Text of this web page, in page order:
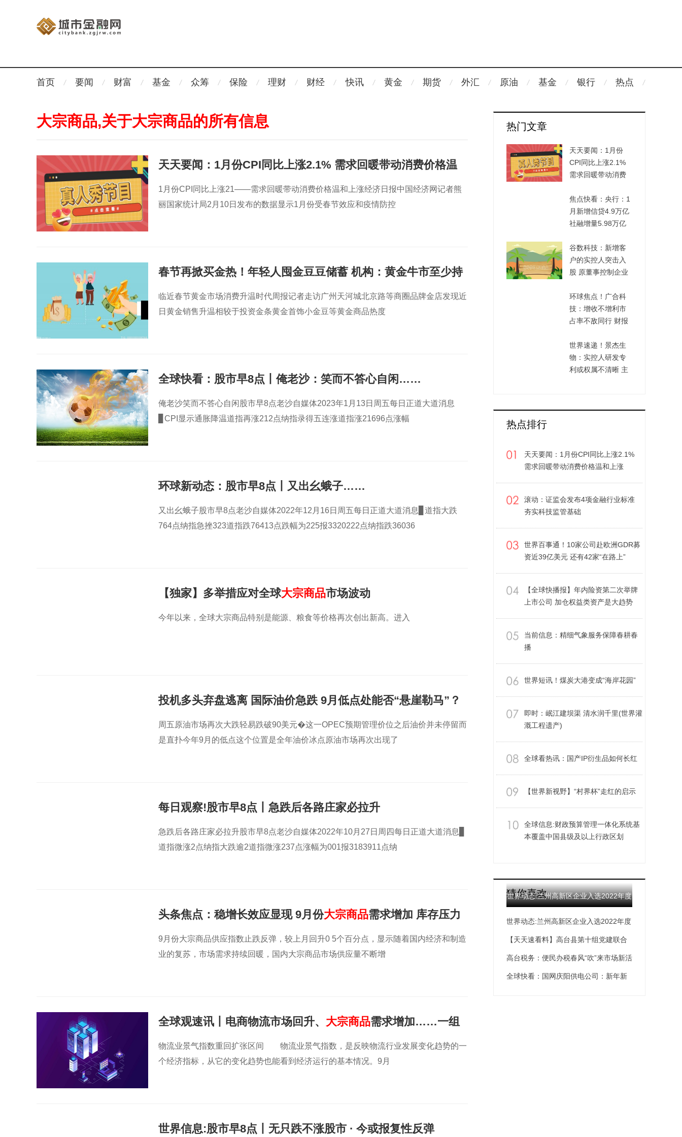
首页 要闻 财富 基金 众筹 保险 理财 财经 快讯 黄金 期货 外汇 原油 基金 银行 热点
大宗商品,关于大宗商品的所有信息
天天要闻：1月份CPI同比上涨2.1% 需求回暖带动消费价格温
和上涨
1月份CPI同比上涨21——需求回暖带动消费价格温和上涨经济日报中国经济网记者熊
丽国家统计局2月10日发布的数据显示1月份受春节效应和疫情防控
春节再掀买金热！年轻人囤金豆豆储蓄 机构：黄金牛市至少持
续至2026年
临近春节黄金市场消费升温时代周报记者走访广州天河城北京路等商圈品牌金店发现近
日黄金销售升温相较于投资金条黄金首饰小金豆等黄金商品热度
全球快看：股市早8点丨俺老沙：笑而不答心自闲……
俺老沙笑而不答心自闲股市早8点老沙自媒体2023年1月13日周五每日正道大道消息
▊CPI显示通胀降温道指再涨212点纳指录得五连涨道指涨21696点涨幅
环球新动态：股市早8点丨又出幺蛾子……
又出幺蛾子股市早8点老沙自媒体2022年12月16日周五每日正道大道消息▊道指大跌
764点纳指急挫323道指跌76413点跌幅为225报3320222点纳指跌36036
【独家】多举措应对全球大宗商品市场波动
今年以来，全球大宗商品特别是能源、粮食等价格再次创出新高。进入
投机多头弃盘逃离 国际油价急跌 9月低点处能否“悬崖勒马”？
周五原油市场再次大跌轻易跌破90美元�这一OPEC预期管理价位之后油价并未停留而
是直扑今年9月的低点这个位置是全年油价冰点原油市场再次出现了
每日观察!股市早8点丨急跌后各路庄家必拉升
急跌后各路庄家必拉升股市早8点老沙自媒体2022年10月27日周四每日正道大道消息▊
道指微涨2点纳指大跌逾2道指微涨237点涨幅为001报3183911点纳
头条焦点：稳增长效应显现 9月份大宗商品需求增加 库存压力
减缓
9月份大宗商品供应指数止跌反弹，较上月回升0 5个百分点，显示随着国内经济和制造
业的复苏，市场需求持续回暖，国内大宗商品市场供应量不断增
全球观速讯丨电商物流市场回升、 大宗商品需求增加……一组
数据看经济运行情况
物流业景气指数重回扩张区间 物流业景气指数，是反映物流行业发展变化趋势的一
个经济指标，从它的变化趋势也能看到经济运行的基本情况。9月
世界信息:股市早8点丨无只跌不涨股市 · 今或报复性反弹
热门文章
天天要闻：1月份
CPI同比上涨2.1%
需求回暖带动消费
焦点快看：央行：1
月新增信贷4.9万亿
社融增量5.98万亿
谷数科技：新增客
户的实控人突击入
股 原董事控制企业
环球焦点！广合科
技：增收不增利市
占率不敌同行 财报
基础薄弱
世界速递！景杰生
物：实控人研发专
利或权属不清晰 主
热点排行
天天要闻：1月份CPI同比上涨2.1%
需求回暖带动消费价格温和上涨
滚动：证监会发布4项金融行业标准
夯实科技监管基础
世界百事通！10家公司赴欧洲GDR募
资近39亿美元 还有42家“在路上”
【全球快播报】年内险资第二次举牌
上市公司 加仓权益类资产是大趋势
当前信息：精细气象服务保障春耕春
播
世界短讯！煤炭大港变成“海岸花园”
即时：岷江建坝渠 清水润千里(世界灌
溉工程遗产)
全球看热讯：国产IP衍生品如何长红
【世界新视野】“村界杯”走红的启示
全球信息:财政预算管理一体化系统基
本覆盖中国县级及以上行政区划
猜你喜欢
世界动态:兰州高新区企业入选2022年度
智能制造标准应用试点项目
世界动态:兰州高新区企业入选2022年度
智能制造标准应用试点项目
【天天速看料】高台县第十组党建联合
体开展服务市场主体春风行动
高台税务：便民办税春风“吹”来市场新活
力
全球快看：国网庆阳供电公司：新年新